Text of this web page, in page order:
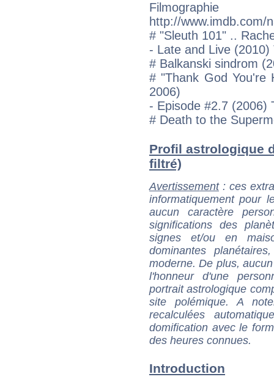
http://www.imdb.com/
# "Sleuth 101" ..
- Late and Live
# Balkanski sindrom
# "Thank God You're
2006)
- Episode #2.7 (2006)
# Death to the
Profil astrologique
filtré)
Avertissement: ces
informatiquement pour
aucun caractère
significations des
signes et/ou en
dominantes
moderne. De plus,
l'honneur d'une
portrait astrologique
site polémique. A
recalculées
domification avec le
des heures connues.
Introduction